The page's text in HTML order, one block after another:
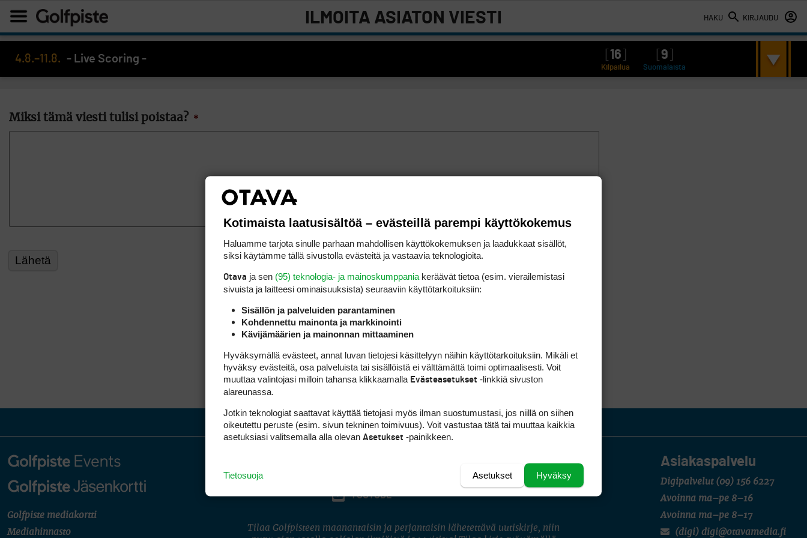
HAKU KIRJAUDU
ILMOITA ASIATON VIESTI
4.8.–11.8. - Live Scoring - 16 9
Kilpailua Suomalaista
Miksi tämä viesti tulisi poistaa? *
Golfpiste mediakortti
Mediahinnasto
Asiakaspalvelu
Digipalvelut (09) 156 6227
Avoinna ma–pe 8–16
Avoinna ma–pe 8–17
(digi) digi@otavamedia.fi
INSTAGRAM
YOUTUBE
Tilaa Golfpisteen maanantaisin ja perjantaisin lähetettävä uutiskirje, niin
Kotimaista laatusisältöä – evästeillä parempi käyttökokemus
Haluamme tarjota sinulle parhaan mahdollisen käyttökokemuksen ja laadukkaat sisällöt,
siksi käytämme tällä sivustolla evästeitä ja vastaavia teknologioita.
Otava ja sen (95) teknologia- ja mainoskumppania keräävät tietoa (esim. vierailemis­tasi
sivuista ja laitteesi ominaisuuk­sista) seuraaviin käyttötarkoituksiin:
Sisällön ja palveluiden parantaminen
Kohdennettu mainonta ja markkinointi
Kävijämäärien ja mainonnan mittaaminen
Hyväksymällä evästeet, annat luvan tietojesi käsittelyyn näihin käyttötarkoituksiin. Mikäli et
hyväksy evästeitä, osa palveluista tai sisällöistä ei välttämättä toimi optimaalisesti. Voit
muuttaa valintojasi milloin tahansa klikkaamalla Evästeasetukset -linkkiä sivuston
alareunassa.
Jotkin teknologiat saattavat käyttää tietojasi myös ilman suostumustasi, jos niillä on siihen
oikeutettu peruste (esim. sivun tekninen toimivuus). Voit vastustaa tätä tai muuttaa kaikkia
asetuksiasi valitsemalla alla olevan Asetukset -painikkeen.
Hyväksy
Asetukset
Tietosuoja